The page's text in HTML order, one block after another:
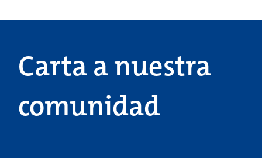
Carta a nuestra
comunidad